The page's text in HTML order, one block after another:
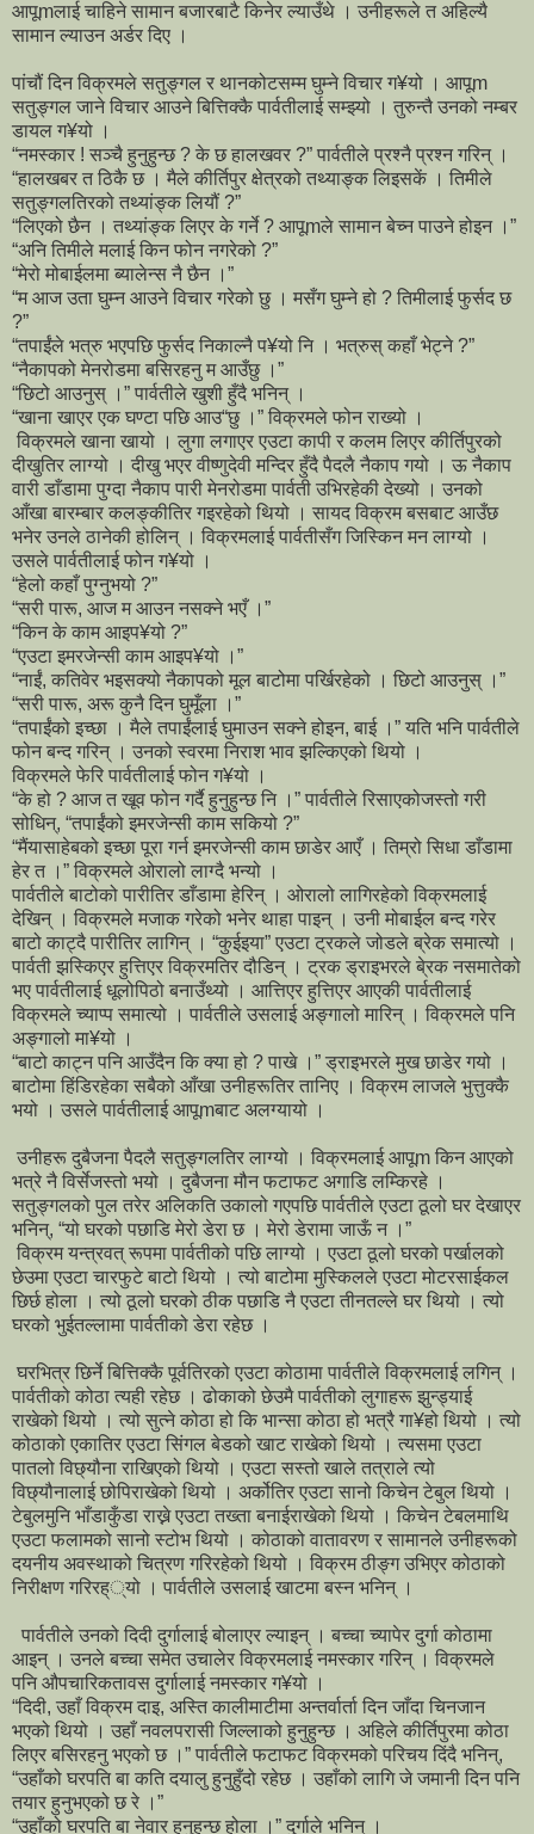
आपूmलाई चाहिने सामान बजारबाटै किनेर ल्याउँथे । उनीहरूले त अहिल्यै
सामान ल्याउन अर्डर दिए ।
पांचौं दिन विक्रमले सतुङ्गल र थानकोटसम्म घुम्ने विचार ग¥यो । आपूm
सतुङ्गल जाने विचार आउने बित्तिक्कै पार्वतीलाई सम्झ्यो । तुरुन्तै उनको नम्बर
डायल ग¥यो ।
“नमस्कार ! सञ्चै हुनुहुन्छ ? के छ हालखवर ?” पार्वतीले प्रश्नै प्रश्न गरिन् ।
“हालखबर त ठिकै छ । मैले कीर्तिपुर क्षेत्रको तथ्याङ्क लिइसकें । तिमीले
सतुङ्गलतिरको तथ्यांङ्क लियौं ?”
“लिएको छैन । तथ्यांङ्क लिएर के गर्ने ? आपूmले सामान बेच्न पाउने होइन ।”
“अनि तिमीले मलाई किन फोन नगरेको ?”
“मेरो मोबाईलमा ब्यालेन्स नै छैन ।”
“म आज उता घुम्न आउने विचार गरेको छु । मसँग घुम्ने हो ? तिमीलाई फुर्सद छ
?”
“तपाईंले भत्रु भएपछि फुर्सद निकाल्नै प¥यो नि । भत्रुस् कहाँ भेट्ने ?”
“नैकापको मेनरोडमा बसिरहनु म आउँछु ।”
“छिटो आउनुस् ।” पार्वतीले खुशी हुँदै भनिन् ।
“खाना खाएर एक घण्टा पछि आउ“छु ।” विक्रमले फोन राख्यो ।
विक्रमले खाना खायो । लुगा लगाएर एउटा कापी र कलम लिएर कीर्तिपुरको
दीखुतिर लाग्यो । दीखु भएर वीष्णुदेवी मन्दिर हुँदै पैदलै नैकाप गयो । ऊ नैकाप
वारी डाँडामा पुग्दा नैकाप पारी मेनरोडमा पार्वती उभिरहेकी देख्यो । उनको
आँखा बारम्बार कलङ्कीतिर गइरहेको थियो । सायद विक्रम बसबाट आउँछ
भनेर उनले ठानेकी होलिन् । विक्रमलाई पार्वतीसँग जिस्किन मन लाग्यो ।
उसले पार्वतीलाई फोन ग¥यो ।
“हेलो कहाँ पुग्नुभयो ?”
“सरी पारू, आज म आउन नसक्ने भएँ ।”
“किन के काम आइप¥यो ?”
“एउटा इमरजेन्सी काम आइप¥यो ।”
“नाईं, कतिवेर भइसक्यो नैकापको मूल बाटोमा पर्खिरहेको । छिटो आउनुस् ।”
“सरी पारू, अरू कुनै दिन घुमूँला ।”
“तपाईंको इच्छा । मैले तपाईंलाई घुमाउन सक्ने होइन, बाई ।” यति भनि पार्वतीले
फोन बन्द गरिन् । उनको स्वरमा निराश भाव झल्किएको थियो ।
विक्रमले फेरि पार्वतीलाई फोन ग¥यो ।
“के हो ? आज त खूव फोन गर्दै हुनुहुन्छ नि ।” पार्वतीले रिसाएकोजस्तो गरी
सोधिन्, “तपाईंको इमरजेन्सी काम सकियो ?”
“मैंयासाहेबको इच्छा पूरा गर्न इमरजेन्सी काम छाडेर आएँ । तिम्रो सिधा डाँडामा
हेर त ।” विक्रमले ओरालो लाग्दै भन्यो ।
पार्वतीले बाटोको पारीतिर डाँडामा हेरिन् । ओरालो लागिरहेको विक्रमलाई
देखिन् । विक्रमले मजाक गरेको भनेर थाहा पाइन् । उनी मोबाईल बन्द गरेर
बाटो काट्दै पारीतिर लागिन् । “कुईइया” एउटा ट्रकले जोडले ब्रेक समात्यो ।
पार्वती झस्किएर हुत्तिएर विक्रमतिर दौडिन् । ट्रक ड्राइभरले बे्रक नसमातेको
भए पार्वतीलाई धूलोपिठो बनाउँथ्यो । आत्तिएर हुत्तिएर आएकी पार्वतीलाई
विक्रमले च्याप्प समात्यो । पार्वतीले उसलाई अङ्गालो मारिन् । विक्रमले पनि
अङ्गालो मा¥यो ।
“बाटो काट्न पनि आउँदैन कि क्या हो ? पाखे ।” ड्राइभरले मुख छाडेर गयो ।
बाटोमा हिंडिरहेका सबैको आँखा उनीहरूतिर तानिए । विक्रम लाजले भुत्तुक्कै
भयो । उसले पार्वतीलाई आपूmबाट अलग्यायो ।
उनीहरू दुबैजना पैदलै सतुङ्गलतिर लाग्यो । विक्रमलाई आपूm किन आएको
भत्रे नै विर्सेजस्तो भयो । दुबैजना मौन फटाफट अगाडि लम्किरहे ।
सतुङ्गलको पुल तरेर अलिकति उकालो गएपछि पार्वतीले एउटा ठूलो घर देखाएर
भनिन्, “यो घरको पछाडि मेरो डेरा छ । मेरो डेरामा जाऊँ न ।”
विक्रम यन्त्रवत् रूपमा पार्वतीको पछि लाग्यो । एउटा ठूलो घरको पर्खालको
छेउमा एउटा चारफुटे बाटो थियो । त्यो बाटोमा मुस्किलले एउटा मोटरसाईकल
छिर्छ होला । त्यो ठूलो घरको ठीक पछाडि नै एउटा तीनतल्ले घर थियो । त्यो
घरको भुईतल्लामा पार्वतीको डेरा रहेछ ।
घरभित्र छिर्ने बित्तिक्कै पूर्वतिरको एउटा कोठामा पार्वतीले विक्रमलाई लगिन् ।
पार्वतीको कोठा त्यही रहेछ । ढोकाको छेउमै पार्वतीको लुगाहरू झुन्ड्याई
राखेको थियो । त्यो सुत्ने कोठा हो कि भान्सा कोठा हो भत्रै गा¥हो थियो । त्यो
कोठाको एकातिर एउटा सिंगल बेडको खाट राखेको थियो । त्यसमा एउटा
पातलो विछ्यौना राखिएको थियो । एउटा सस्तो खाले तत्राले त्यो
विछ्यौनालाई छोपिराखेको थियो । अर्कोतिर एउटा सानो किचेन टेबुल थियो ।
टेबुलमुनि भाँडाकुँडा राख्ने एउटा तख्ता बनाईराखेको थियो । किचेन टेबलमाथि
एउटा फलामको सानो स्टोभ थियो । कोठाको वातावरण र सामानले उनीहरूको
दयनीय अवस्थाको चित्रण गरिरहेको थियो । विक्रम ठीङ्ग उभिएर कोठाको
निरीक्षण गरिरह््यो । पार्वतीले उसलाई खाटमा बस्न भनिन् ।
पार्वतीले उनको दिदी दुर्गालाई बोलाएर ल्याइन् । बच्चा च्यापेर दुर्गा कोठामा
आइन् । उनले बच्चा समेत उचालेर विक्रमलाई नमस्कार गरिन् । विक्रमले
पनि औपचारिकतावस दुर्गालाई नमस्कार ग¥यो ।
“दिदी, उहाँ विक्रम दाइ, अस्ति कालीमाटीमा अन्तर्वार्ता दिन जाँदा चिनजान
भएको थियो । उहाँ नवलपरासी जिल्लाको हुनुहुन्छ । अहिले कीर्तिपुरमा कोठा
लिएर बसिरहनु भएको छ ।” पार्वतीले फटाफट विक्रमको परिचय दिंदै भनिन्,
“उहाँको घरपति बा कति दयालु हुनुहुँदो रहेछ । उहाँको लागि जे जमानी दिन पनि
तयार हुनुभएको छ रे ।”
“उहाँको घरपति बा नेवार हुनुहुन्छ होला ।” दुर्गाले भनिन् ।